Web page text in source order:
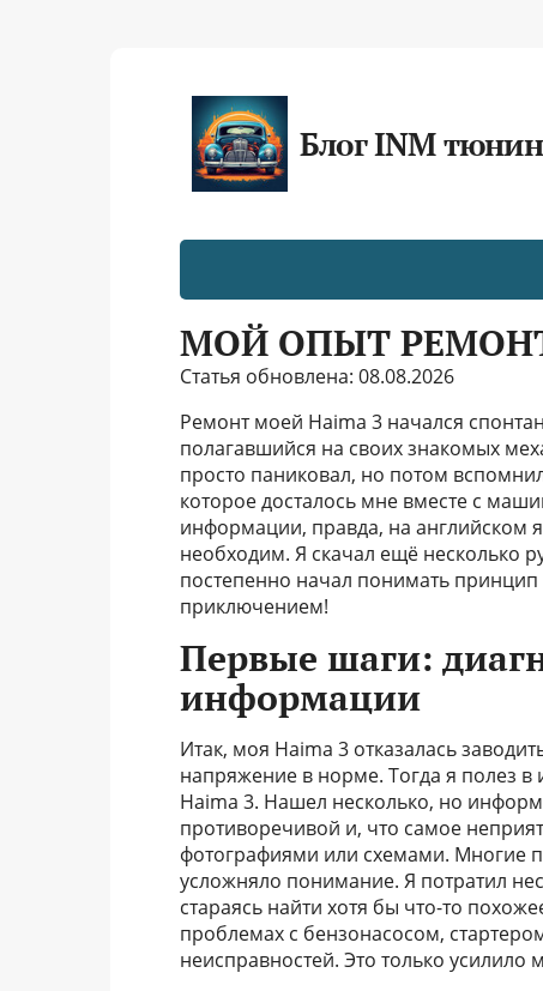
Блог INM
МОЙ ОПЫТ
Статья обновлена: 08.08.2026
Ремонт моей Haima 3 начался
полагавшийся на своих знакомых
просто паниковал, но потом
которое досталось мне вместе с
информации, правда, на английском
необходим. Я скачал ещё несколько
постепенно начал понимать
приключением!
Первые шаги:
информации
Итак, моя Haima 3 отказалась
напряжение в норме. Тогда я полез
Haima 3. Нашел несколько, но
противоречивой и, что самое
фотографиями или схемами. Многие
усложняло понимание. Я потратил
стараясь найти хотя бы что-то
проблемах с бензонасосом,
неисправностей. Это только усилило